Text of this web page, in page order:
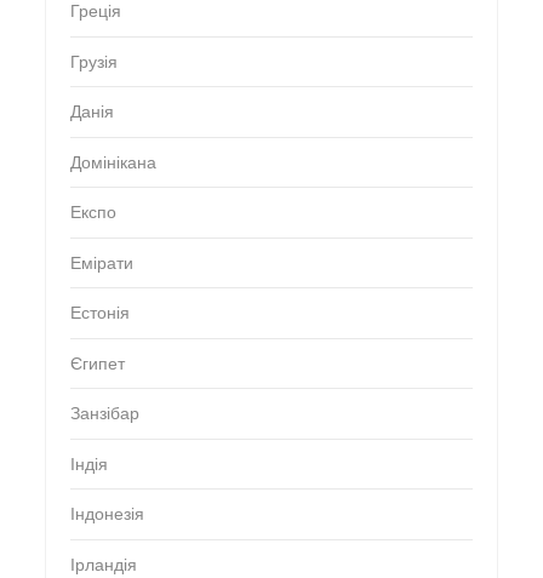
Греція
Грузія
Данія
Домінікана
Експо
Емірати
Естонія
Єгипет
Занзібар
Індія
Індонезія
Ірландія